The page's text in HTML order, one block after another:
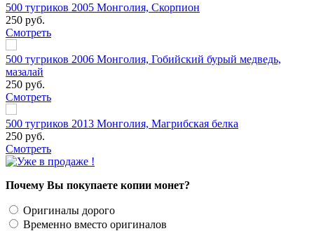
500 тугриков 2005 Монголия, Скорпион
250 руб.
Смотреть
500 тугриков 2006 Монголия, Гобийский бурый медведь,
мазалай
250 руб.
Смотреть
500 тугриков 2013 Монголия, Магрибская белка
250 руб.
Смотреть
Почему Вы покупаете копии монет?
Оригиналы дорого
Временно вместо оригиналов